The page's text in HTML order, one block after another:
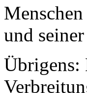
und
Übrigens: